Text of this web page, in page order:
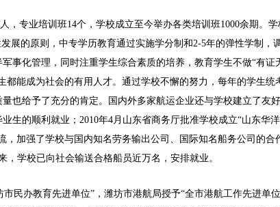
，专业培训班14个，学校成立至今举办各类培训班1000余期。学
展的原则，中专学历教育通过实施学分制和2-5年的弹性学制，
事化管理，同时注重学生综合素质的培养，教育学生不做“有证
都能成为社会的有用人才。通过学校不懈的努力，每年的学生统
也给予了充分的肯定。国内外多家航运企业还与学校建立了友
生的顺利就业；2010年4月山东省商务厅批准学校成立“山东华
加强了学校与国内知名劳务输出公司、国际知名船务公司的合
学校已向社会输送合格船员近万名，安排就业。
民办教育先进单位”，潍坊市港航局授予“全市港航工作先进单